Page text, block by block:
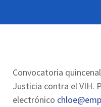
Convocatoria
Justicia contra el VIH.
electrónico